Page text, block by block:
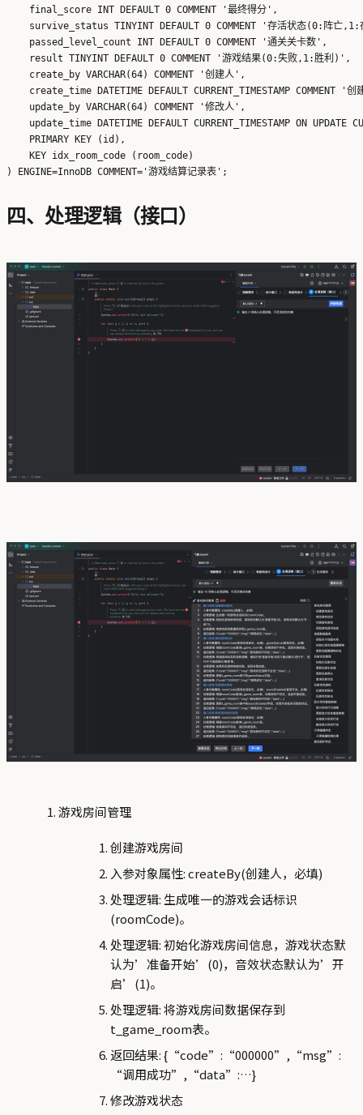
    final_score INT DEFAULT 0 COMMENT '最终得分',
survive_status TINYINT DEFAULT 0 COMMENT '存活状态(0:阵亡,1:
    passed_level_count INT DEFAULT 0 COMMENT '通关关卡数',
    result TINYINT DEFAULT 0 COMMENT '游戏结果(0:失败,1:胜利)',
    create_by VARCHAR(64) COMMENT '创建人',
create_time DATETIME DEFAULT CURRENT_TIMESTAMP COMMENT '创
    update_by VARCHAR(64) COMMENT '修改人',
update_time DATETIME DEFAULT CURRENT_TIMESTAMP ON UPDATE
    PRIMARY KEY (id),
    KEY idx_room_code (room_code)
四、处理逻辑（接口）
游戏房间管理
创建游戏房间
入参对象属性: createBy(创建人，必填)
处理逻辑: 生成唯一的游戏会话标识
(roomCode)。
处理逻辑: 初始化游戏房间信息，游戏状态默
认为’准备开始’(0)，音效状态默认为’开
启’(1)。
处理逻辑: 将游戏房间数据保存到
t_game_room表。
返回结果: {“code”:“000000”,“msg”:
“调用成功”,“data”:…}
修改游戏状态